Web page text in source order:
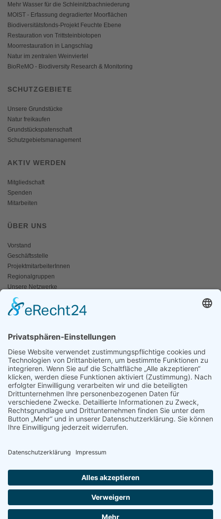
Mehr Wasser für die Schleinitzbachniederung
MOIST - Erfassung degradierter Moorflächen
Biodiversitätsfonds-Projekt Feuchte Ebene
Restauration von Trittsteinbiotopen
Moorrestauration in Langschlag
Natur im zentralen Weinviertel
BioReMO - Biodiversity Research & Monitoring
SCHUTZGEBIETE
Unsere Grundstücke
Natur freikaufen
Grundstückspatenschaft
Schutzgebietsmanagement
AKTIV WERDEN
Mitgliedschaft
Spenden
Mitarbeiten
ÜBER UNS
Vorstand
Geschäftsstelle
ProjektmitarbeiterInnen
Regionalgruppen
Unsere Netzwerke
Historisches
Impressum/Kontakt
Naturschutz bunt
Broschüren und Folder
Presseaussendungen
Newsletter
Fotos und Videos
ANWALT DER NATUR
Erneuerbare Energien
Der Biber
TERMINE